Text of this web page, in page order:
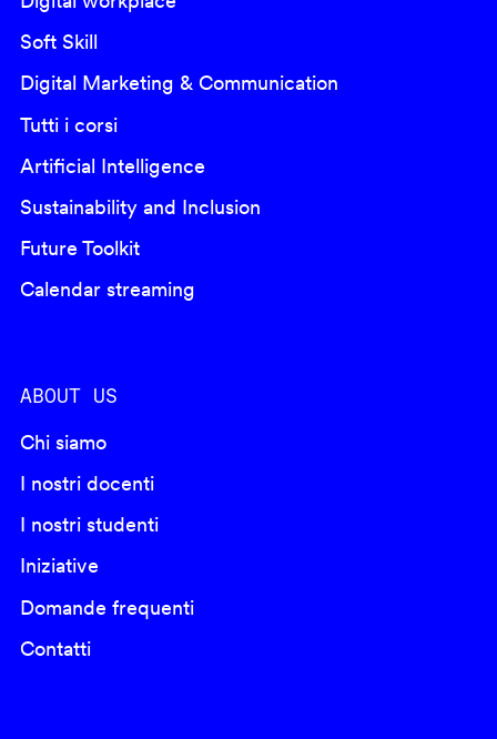
Soft Skill
Digital Marketing & Communication
Tutti i corsi
Artificial Intelligence
Sustainability and Inclusion
Future Toolkit
Calendar streaming
ABOUT US
Chi siamo
I nostri docenti
I nostri studenti
Iniziative
Domande frequenti
Contatti